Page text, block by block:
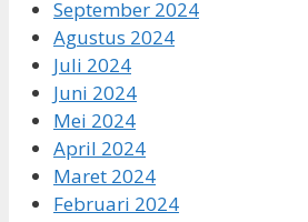
September 2024
Agustus 2024
Juli 2024
Juni 2024
Mei 2024
April 2024
Maret 2024
Februari 2024